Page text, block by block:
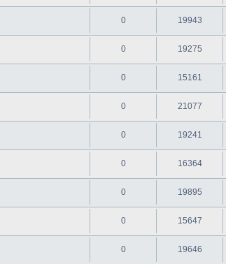
0 19943
0 19275
0 15161
0 21077
0 19241
0 16364
0 19895
0 15647
0 19646